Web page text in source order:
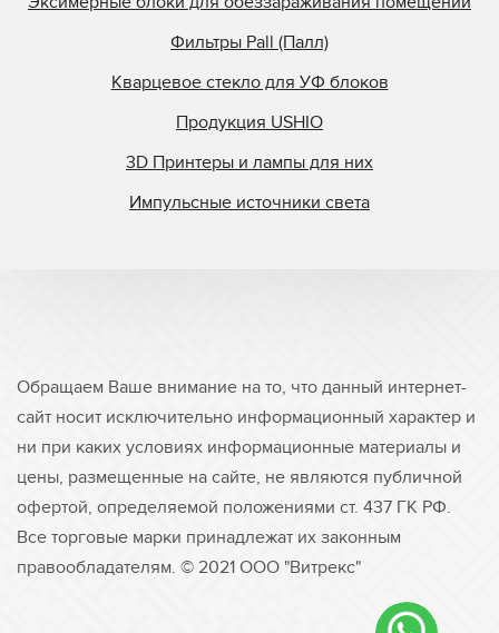
Фильтры Pall (Палл)
Кварцевое стекло для УФ блоков
Продукция USHIO
3D Принтеры и лампы для них
Импульсные источники света
Обращаем Ваше внимание на то, что данный интернет-
сайт носит исключительно информационный характер и
ни при каких условиях информационные материалы и
цены, размещенные на сайте, не являются публичной
офертой, определяемой положениями ст. 437 ГК РФ.
Все торговые марки принадлежат их законным
правообладателям. © 2021 ООО "Витрекс"